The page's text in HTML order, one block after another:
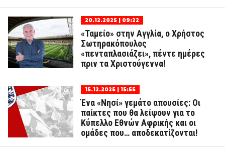
20.12.2025 | 09:22
«Ταμείο» στην Αγγλία, ο Χρήστος
Σωτηρακόπουλος
«πενταπλασιάζει», πέντε ημέρες
πριν τα Χριστούγεννα!
15.12.2025 | 15:55
Ένα «Νησί» γεμάτο απουσίες: Οι
παίκτες που θα λείψουν για το
Κύπελλο Εθνών Αφρικής και οι
ομάδες που… αποδεκατίζονται!